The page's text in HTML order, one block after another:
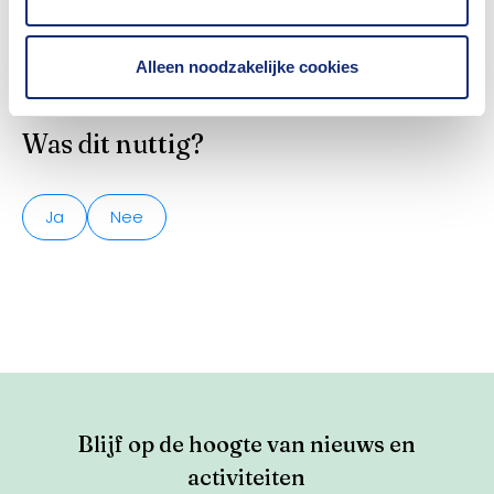
Alleen noodzakelijke cookies
sanctiebeschikking via het CJIB.
Was dit nuttig?
Ja Nee
Blijf op de hoogte van nieuws en
activiteiten